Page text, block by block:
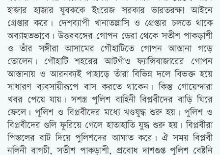
হাজার হাজার যুবককে ইংরেজ সরকার ভারতরক্ষা আইনে
গ্রেপ্তার করে। দেশব্যাপী খানাতল্লাসি ও গ্রেপ্তার চলতে থাকে
অব্যাহতভাবে। উত্তরবঙ্গের গোপন ডেরা থেকে সতীশ পাকড়াশী
ও তাঁর সঙ্গীরা আসামের গৌহাটিতে গোপন আস্তানা গড়ে
তোলেন। গৌহাটি শহরের আটগাঁও ফ্যান্সিবাজারের গোপন
আস্তানায় ও আরনক্যই পাহাড়ে তাঁরা বিভিন্ন দলে বিভক্ত হয়ে
সাধারণ ব্যবসায়ীরূপে বাস করতে থাকেন। কিন্তু গোয়েন্দারা
খবর পেয়ে যায়। সশস্ত্র পুলিশ বাহিনী বিপ্লবীদের বাড়ি ঘিরে
ফেলে। পুলিশ ও বিপ্লবীদের মধ্যে খণ্ডযুদ্ধ শুরু হয়। পুলিশ ও
বিপ্লবীদের গুলি ফুরিয়ে গেলে হাতাহাতি যুদ্ধ শুরু হয়। বিপ্লবীরা
পিস্তলের বাট দিয়ে পুলিশদের আঘাত করে। ঐ সময় বিপ্লবী
নলিনী বাগচী, সতীশ পাকড়াশী, প্রবোধ দাশগুপ্ত পুলিশ বেষ্টনি